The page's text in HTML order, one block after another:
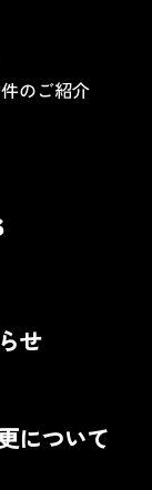
のご紹介
せ
について